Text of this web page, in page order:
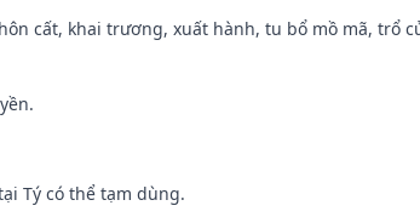
cất, khai trương, xuất hành, tu bổ mồ mã, trổ
Tý có thể tạm dùng.